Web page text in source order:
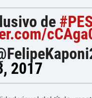
de
2017